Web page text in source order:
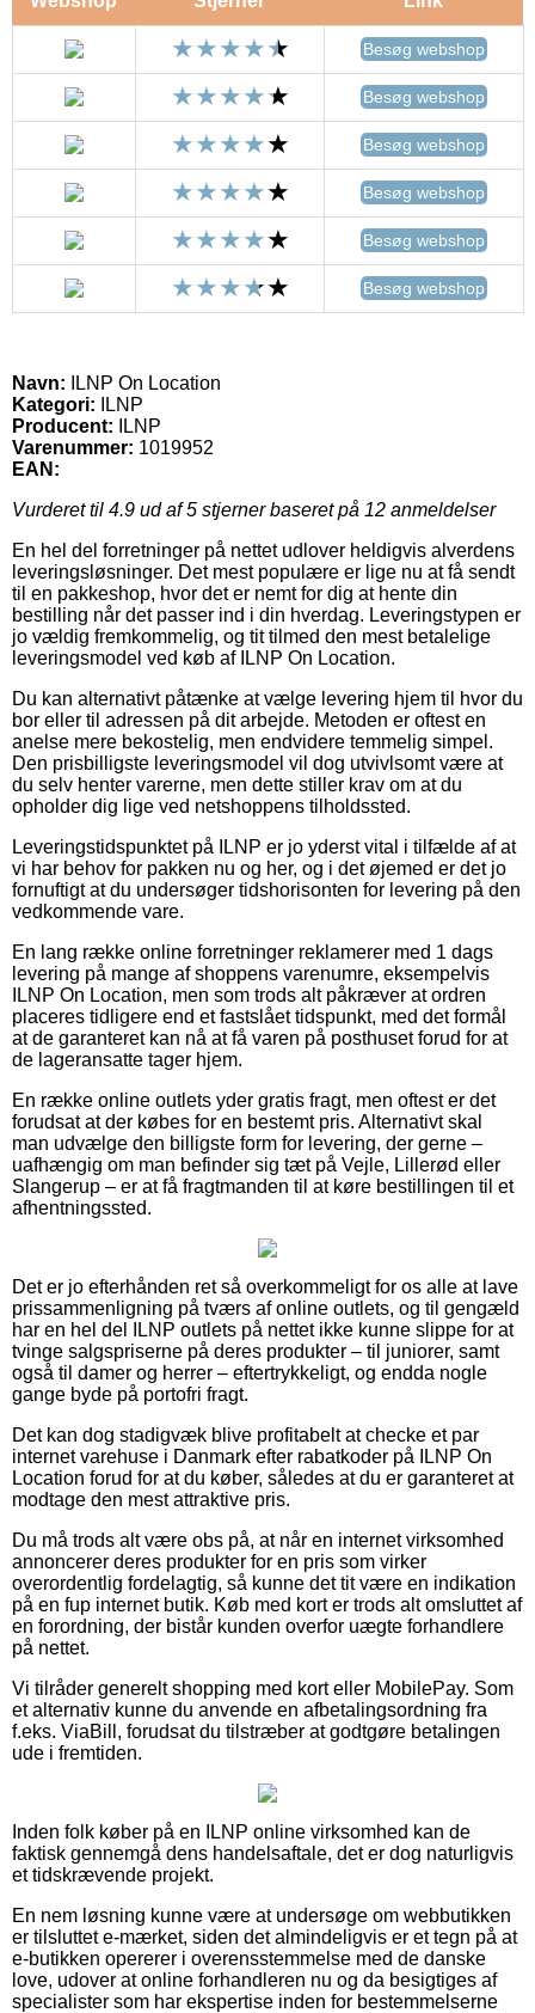
Besøg webshop
Besøg webshop
Besøg webshop
Besøg webshop
Besøg webshop
Besøg webshop
Navn: ILNP On Location
Kategori: ILNP
Producent:
ILNP
Varenummer: 1019952
EAN:
Vurderet til 4.9 ud af 5 stjerner baseret på 12 anmeldelser
En hel del forretninger på nettet udlover heldigvis alverdens
leveringsløsninger. Det mest populære er lige nu at få sendt
til en pakkeshop, hvor det er nemt for dig at hente din
bestilling når det passer ind i din hverdag. Leveringstypen er
jo vældig fremkommelig, og tit tilmed den mest betalelige
leveringsmodel ved køb af ILNP On Location.
Du kan alternativt påtænke at vælge levering hjem til hvor du
bor eller til adressen på dit arbejde. Metoden er oftest en
anelse mere bekostelig, men endvidere temmelig simpel.
Den prisbilligste leveringsmodel vil dog utvivlsomt være at
du selv henter varerne, men dette stiller krav om at du
opholder dig lige ved netshoppens tilholdssted.
Leveringstidspunktet på ILNP er jo yderst vital i tilfælde af at
vi har behov for pakken nu og her, og i det øjemed er det jo
fornuftigt at du undersøger tidshorisonten for levering på den
vedkommende vare.
En lang række online forretninger reklamerer med 1 dags
levering på mange af shoppens varenumre, eksempelvis
ILNP On Location, men som trods alt påkræver at ordren
placeres tidligere end et fastslået tidspunkt, med det formål
at de garanteret kan nå at få varen på posthuset forud for at
de lageransatte tager hjem.
En række online outlets yder gratis fragt, men oftest er det
forudsat at der købes for en bestemt pris. Alternativt skal
man udvælge den billigste form for levering, der gerne –
uafhængig om man befinder sig tæt på Vejle, Lillerød eller
Slangerup – er at få fragtmanden til at køre bestillingen til et
afhentningssted.
Det er jo efterhånden ret så overkommeligt for os alle at lave
prissammenligning på tværs af online outlets, og til gengæld
har en hel del ILNP outlets på nettet ikke kunne slippe for at
tvinge salgspriserne på deres produkter – til juniorer, samt
også til damer og herrer – eftertrykkeligt, og endda nogle
gange byde på portofri fragt.
Det kan dog stadigvæk blive profitabelt at checke et par
internet varehuse i Danmark efter rabatkoder på ILNP On
Location forud for at du køber, således at du er garanteret at
modtage den mest attraktive pris.
Du må trods alt være obs på, at når en internet virksomhed
annoncerer deres produkter for en pris som virker
overordentlig fordelagtig, så kunne det tit være en indikation
på en fup internet butik. Køb med kort er trods alt omsluttet af
en forordning, der bistår kunden overfor uægte forhandlere
på nettet.
Vi tilråder generelt shopping med kort eller MobilePay. Som
et alternativ kunne du anvende en afbetalingsordning fra
f.eks. ViaBill, forudsat du tilstræber at godtgøre betalingen
ude i fremtiden.
Inden folk køber på en ILNP online virksomhed kan de
faktisk gennemgå dens handelsaftale, det er dog naturligvis
et tidskrævende projekt.
En nem løsning kunne være at undersøge om webbutikken
er tilsluttet e-mærket, siden det almindeligvis er et tegn på at
e-butikken opererer i overensstemmelse med de danske
love, udover at online forhandleren nu og da besigtiges af
specialister som har ekspertise inden for bestemmelserne